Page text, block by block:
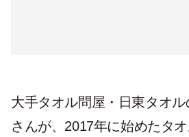
大手タオル問屋・日東タオ
さんが、2017年に始めたタ